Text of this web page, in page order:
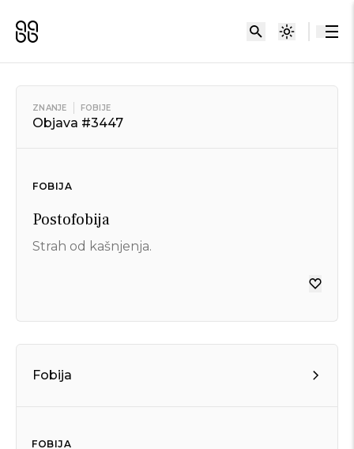
ZNANJE FOBIJE
Objava #3447
FOBIJA
Postofobija
Strah od kašnjenja.
Fobija
FOBIJA